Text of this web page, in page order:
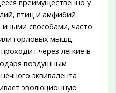
птиц и амфибий
способами, часто
горловых мышц.
через лёгкие в
воздушным
эквивалента
эволюционную